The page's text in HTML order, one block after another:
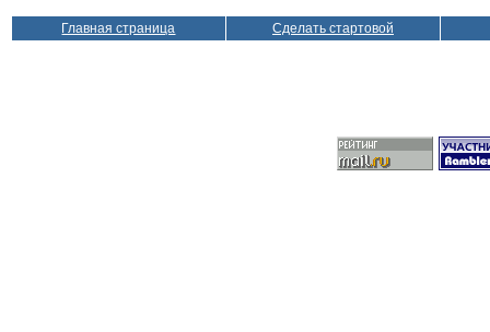
Главная страница Сделать стартовой